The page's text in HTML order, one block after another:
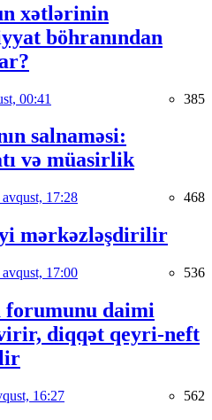
xətlərinin
böhranından
00:41 385
salnaməsi:
və müasirlik
17:28 468
mərkəzləşdirilir
17:00 536
forumunu daimi
diqqət qeyri-neft
16:27 562